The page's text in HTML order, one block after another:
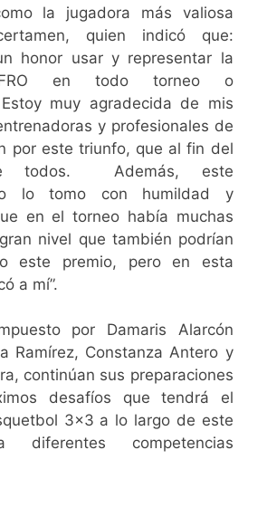
la jugadora más valiosa
quien indicó que:
honor usar y representar la
en todo torneo o
muy agradecida de mis
y profesionales de
por este triunfo, que al fin del
todos. Además, este
lo tomo con humildad y
en el torneo había muchas
nivel que también podrían
este premio, pero en esta
a mí”.
por Damaris Alarcón
Ramírez, Constanza Antero y
continúan sus preparaciones
desafíos que tendrá el
3×3 a lo largo de este
competencias